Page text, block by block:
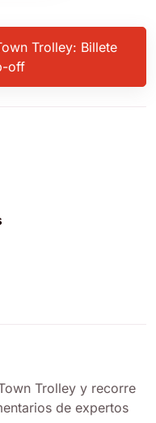
Trolley: Billete
off
Trolley y recorre
de expertos